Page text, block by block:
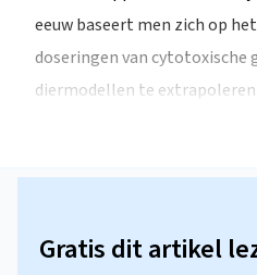
eeuw baseert men zich op
doseringen van cytotoxische
diermodellen te
Gratis dit artikel